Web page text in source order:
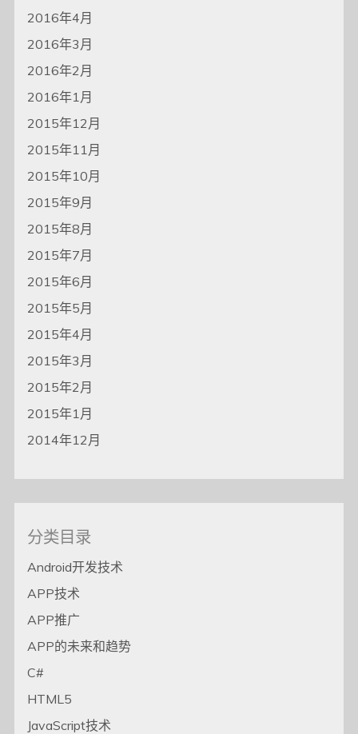
2016年4月
2016年3月
2016年2月
2016年1月
2015年12月
2015年11月
2015年10月
2015年9月
2015年8月
2015年7月
2015年6月
2015年5月
2015年4月
2015年3月
2015年2月
2015年1月
2014年12月
分类目录
Android开发技术
APP技术
APP推广
APP的未来和趋势
C#
HTML5
JavaScript技术